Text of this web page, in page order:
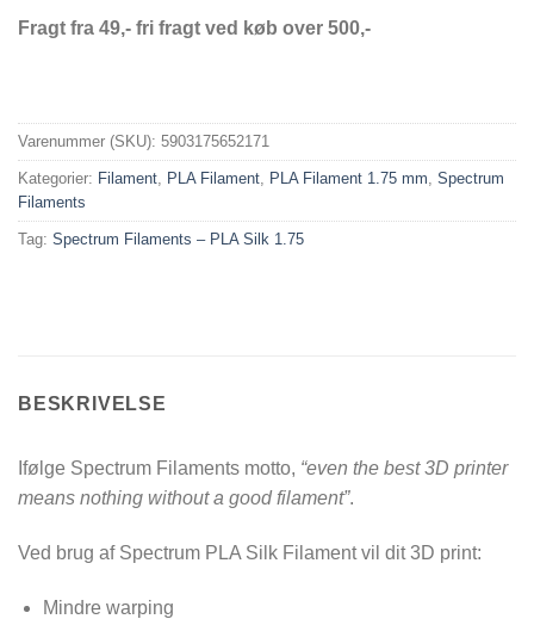
Fragt fra 49,- fri fragt ved køb over 500,-
Varenummer (SKU): 5903175652171
Kategorier: Filament PLA Filament PLA Filament 1.75 mm Spectrum
Filaments
Tag: Spectrum Filaments – PLA Silk 1.75
BESKRIVELSE
Ifølge Spectrum Filaments motto, “even the best 3D printer
means nothing without a good filament”.
Ved brug af Spectrum PLA Silk Filament vil dit 3D print:
Mindre warping